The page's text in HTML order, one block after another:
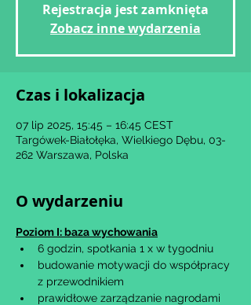
Rejestracja jest zamknięta
Zobacz inne wydarzenia
Czas i lokalizacja
07 lip 2025, 15:45 – 16:45 CEST
Targówek-Białołęka, Wielkiego Dębu, 03-
262 Warszawa, Polska
O wydarzeniu
Poziom I: baza wychowania
6 godzin, spotkania 1 x w tygodniu
budowanie motywacji do współpracy
z przewodnikiem
prawidłowe zarządzanie nagrodami